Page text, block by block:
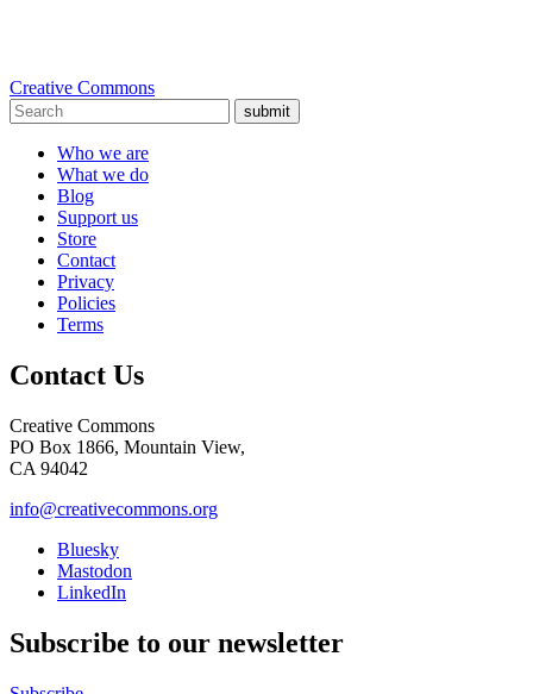
Creative Commons
submit
Who we are
What we do
Blog
Support us
Store
Contact
Privacy
Policies
Terms
Contact Us
Creative Commons
PO Box 1866, Mountain View,
CA 94042
info@creativecommons.org
Bluesky
Mastodon
LinkedIn
Subscribe to our newsletter